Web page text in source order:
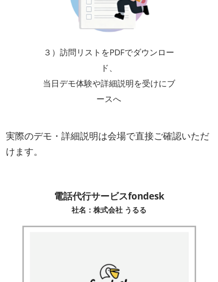
３）訪問リストをPDFでダウンロー
ド、
当日デモ体験や詳細説明を受けにブ
ースへ
実際のデモ・詳細説明は会場で直接ご確認いただ
けます。
電話代行サービスfondesk
社名：株式会社 うるる